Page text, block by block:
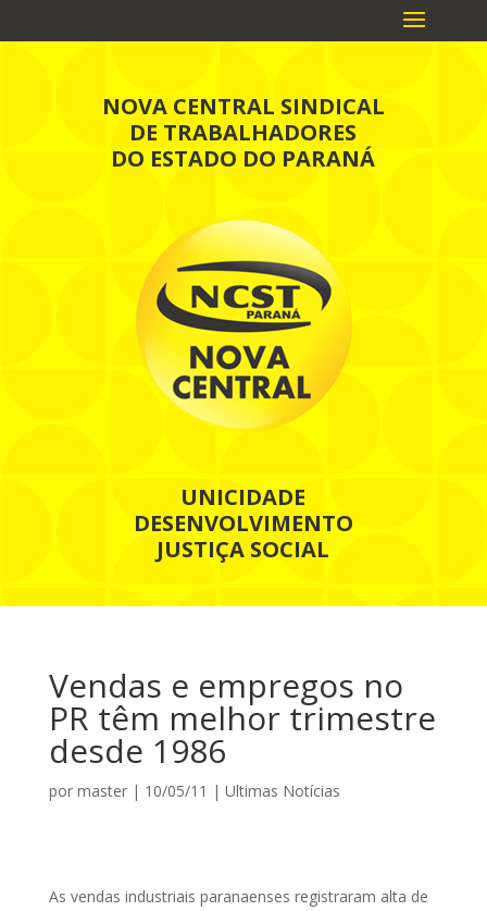
NOVA CENTRAL SINDICAL
DE TRABALHADORES
DO ESTADO DO PARANÁ
UNICIDADE
DESENVOLVIMENTO
JUSTIÇA SOCIAL
Vendas e empregos no
PR têm melhor trimestre
desde 1986
por master| 10/05/11 | Ultimas Notícias
As vendas industriais paranaenses registraram alta de